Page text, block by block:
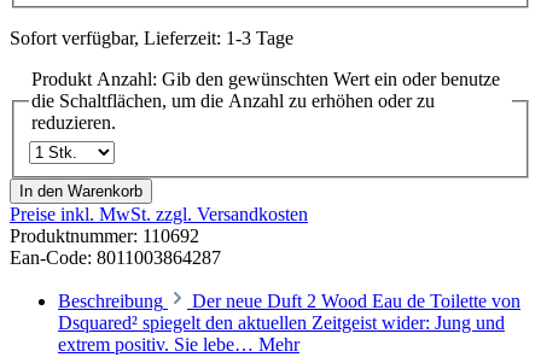
Sofort verfügbar, Lieferzeit: 1-3 Tage
Produkt Anzahl: Gib den gewünschten Wert ein oder benutze
die Schaltflächen, um die Anzahl zu erhöhen oder zu
reduzieren.
In den Warenkorb
Preise inkl. MwSt. zzgl. Versandkosten
Produktnummer: 110692
Ean-Code: 8011003864287
Beschreibung
Der neue Duft 2 Wood Eau de Toilette von
Dsquared² spiegelt den aktuellen Zeitgeist wider: Jung und
extrem positiv. Sie lebe… Mehr